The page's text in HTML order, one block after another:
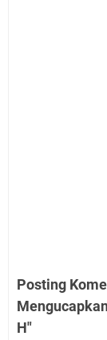
Posting
H"